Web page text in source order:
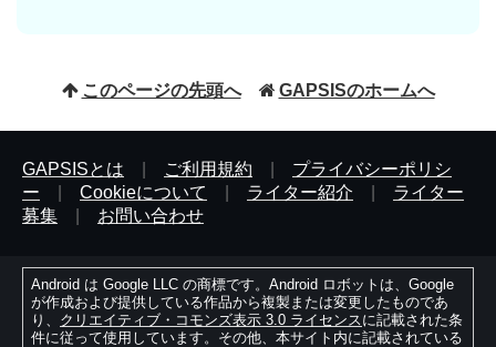
このページの先頭へ GAPSISのホームへ
GAPSISとは ご利用規約
プライバシーポリシ
ー
Cookieについて ライター紹介
ライター
募集
お問い合わせ
Android は Google LLC の商標です。Android ロボットは、Google
が作成および提供している作品から複製または変更したものであ
り、 クリエイティブ・コモンズ表示 3.0 ライセンスに記載された条
件に従って使用しています。その他、本サイト内に記載されている